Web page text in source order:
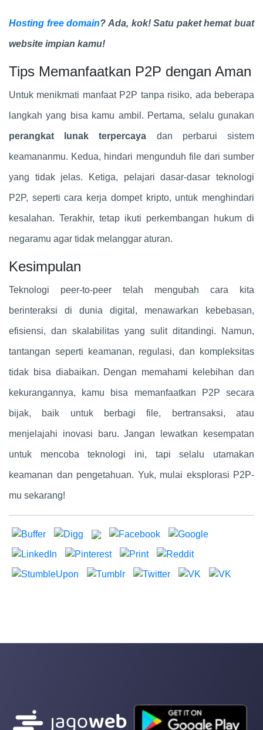
Hosting free domain? Ada, kok! Satu paket hemat buat
website impian kamu!
Tips Memanfaatkan P2P dengan Aman
Untuk menikmati manfaat P2P tanpa risiko, ada beberapa
langkah yang bisa kamu ambil. Pertama, selalu gunakan
perangkat lunak terpercaya dan perbarui sistem
keamananmu. Kedua, hindari mengunduh file dari sumber
yang tidak jelas. Ketiga, pelajari dasar-dasar teknologi
P2P, seperti cara kerja dompet kripto, untuk menghindari
kesalahan. Terakhir, tetap ikuti perkembangan hukum di
negaramu agar tidak melanggar aturan.
Kesimpulan
Teknologi peer-to-peer telah mengubah cara kita
berinteraksi di dunia digital, menawarkan kebebasan,
efisiensi, dan skalabilitas yang sulit ditandingi. Namun,
tantangan seperti keamanan, regulasi, dan kompleksitas
tidak bisa diabaikan. Dengan memahami kelebihan dan
kekurangannya, kamu bisa memanfaatkan P2P secara
bijak, baik untuk berbagi file, bertransaksi, atau
menjelajahi inovasi baru. Jangan lewatkan kesempatan
untuk mencoba teknologi ini, tapi selalu utamakan
keamanan dan pengetahuan. Yuk, mulai eksplorasi P2P-
mu sekarang!